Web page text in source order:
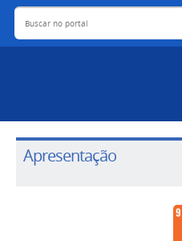
Buscar no portal
Apresentação